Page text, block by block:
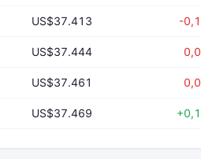
US$37.413 -
US$37.444
US$37.461
US$37.469